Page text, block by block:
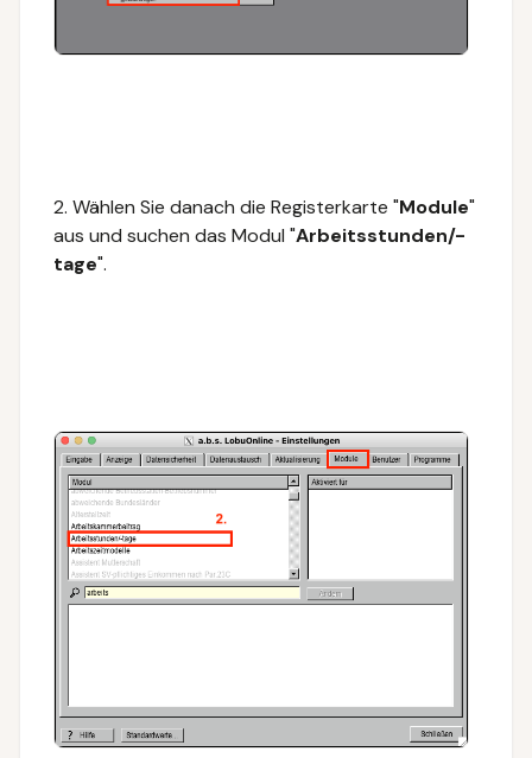
2. Wählen Sie danach die Registerkarte "Module"
aus und suchen das Modul "Arbeitsstunden/-
tage".